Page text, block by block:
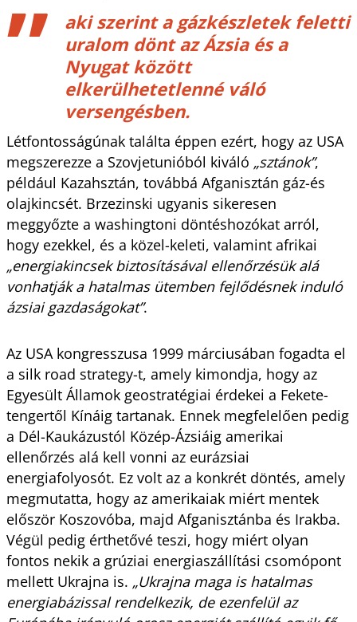
aki szerint a gázkészletek feletti
uralom dönt az Ázsia és a
Nyugat között
elkerülhetetlenné váló
versengésben.
Létfontosságúnak találta éppen ezért, hogy az USA
megszerezze a Szovjetunióból kiváló „sztánok”,
például Kazahsztán, továbbá Afganisztán gáz-és
olajkincsét. Brzezinski ugyanis sikeresen
meggyőzte a washingtoni döntéshozókat arról,
hogy ezekkel, és a közel-keleti, valamint afrikai
„energiakincsek biztosításával ellenőrzésük alá
vonhatják a hatalmas ütemben fejlődésnek induló
ázsiai gazdaságokat”.
Az USA kongresszusa 1999 márciusában fogadta el
a silk road strategy-t, amely kimondja, hogy az
Egyesült Államok geostratégiai érdekei a Fekete-
tengertől Kínáig tartanak. Ennek megfelelően pedig
a Dél-Kaukázustól Közép-Ázsiáig amerikai
ellenőrzés alá kell vonni az eurázsiai
energiafolyosót. Ez volt az a konkrét döntés, amely
megmutatta, hogy az amerikaiak miért mentek
először Koszovóba, majd Afganisztánba és Irakba.
Végül pedig érthetővé teszi, hogy miért olyan
fontos nekik a grúziai energiaszállítási csomópont
mellett Ukrajna is. „Ukrajna maga is hatalmas
energiabázissal rendelkezik, de ezenfelül az